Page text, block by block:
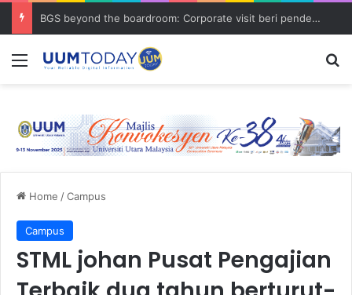
BGS beyond the boardroom: Corporate visit beri pendedahan dunia korporat kepada PELAJAR UUM
Menu
Home /Campus
Campus
STML johan Pusat Pengajian